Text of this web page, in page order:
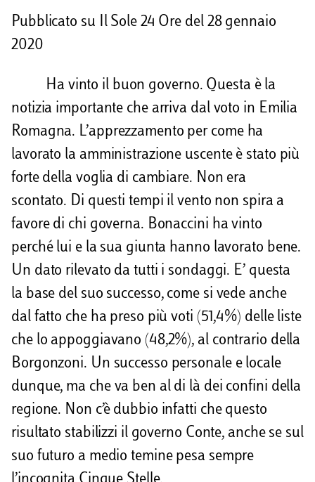
i
d
i
Pubblicato su Il Sole 24 Ore del 28 gennaio
2020
Ha vinto il buon governo. Questa è la
notizia importante che arriva dal voto in Emilia
Romagna. L’apprezzamento per come ha
lavorato la amministrazione uscente è stato più
forte della voglia di cambiare. Non era
scontato. Di questi tempi il vento non spira a
favore di chi governa. Bonaccini ha vinto
perché lui e la sua giunta hanno lavorato bene.
Un dato rilevato da tutti i sondaggi. E’ questa
la base del suo successo, come si vede anche
dal fatto che ha preso più voti (51,4%) delle liste
che lo appoggiavano (48,2%), al contrario della
Borgonzoni. Un successo personale e locale
dunque, ma che va ben al di là dei confini della
regione. Non c’è dubbio infatti che questo
risultato stabilizzi il governo Conte, anche se sul
suo futuro a medio temine pesa sempre